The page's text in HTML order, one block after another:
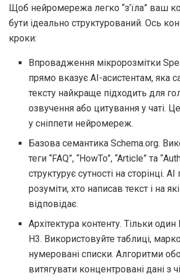
Щоб нейромережа легко “з’їла” ваш
бути ідеально структурований. Ось
кроки:
Впровадження мікророзмітки
прямо вказує AI-асистентам, яка
тексту найкраще підходить для
озвучення або цитування у чаті.
у сніппети нейромереж.
Базова семантика Schema.org.
теги “FAQ”, “HowTo”, “Article” та
структурує сутності на сторінці.
розуміти, хто написав текст і на
відповідає.
Архітектура контенту. Тільки один
H3. Використовуйте таблиці,
нумеровані списки. Алгоритми
витягувати концентровані дані з